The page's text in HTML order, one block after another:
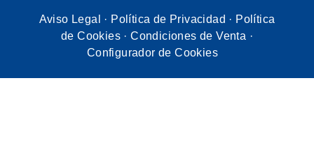
Aviso Legal · Política de Privacidad · Política
de Cookies ·Condiciones de Venta ·
Configurador de Cookies